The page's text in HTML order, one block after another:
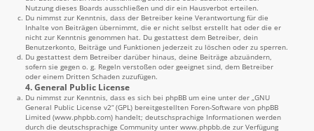
Nutzung dieses Boards ausschließen und dir ein Hausverbot erteilen.
Du nimmst zur Kenntnis, dass der Betreiber keine Verantwortung für die
Inhalte von Beiträgen übernimmt, die er nicht selbst erstellt hat oder die er
nicht zur Kenntnis genommen hat. Du gestattest dem Betreiber, dein
Benutzerkonto, Beiträge und Funktionen jederzeit zu löschen oder zu sperren.
Du gestattest dem Betreiber darüber hinaus, deine Beiträge abzuändern,
sofern sie gegen o. g. Regeln verstoßen oder geeignet sind, dem Betreiber
oder einem Dritten Schaden zuzufügen.
4. General Public License
Du nimmst zur Kenntnis, dass es sich bei phpBB um eine unter der „GNU
General Public License v2“ (GPL) bereitgestellten Foren-Software von phpBB
Limited (www.phpbb.com) handelt; deutschsprachige Informationen werden
durch die deutschsprachige Community unter www.phpbb.de zur Verfügung